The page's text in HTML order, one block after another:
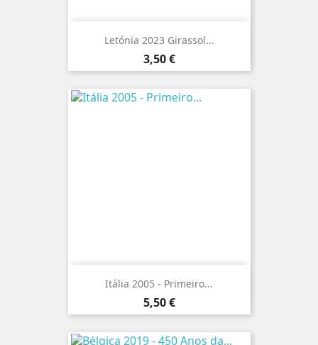
Letónia 2023 Girassol...
Preço
3,50 €
Itália 2005 - Primeiro...
Preço
5,50 €